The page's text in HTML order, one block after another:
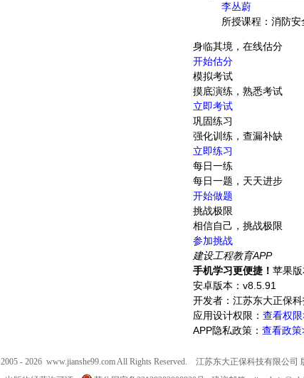
李丛蔚
所授课程：消防安
身临其境，在线估分
开始估分
模拟考试
摸底演练，熟悉考试
立即考试
巩固练习
强化训练，查漏补缺
立即练习
每日一练
每日一题，天天进步
开始做题
挑战极限
相信自己，挑战极限
参加挑战
建设工程教育APP
手机学习更便捷！ 苹果
安卓版本：v8.5.91
开发者：江苏东大正保科
应用设计权限： 查看权
APP隐私政策： 查看政策
2005 - 2026 www.jianshe99.comAll Rights Reserved. 江苏东大正保科技有限公司